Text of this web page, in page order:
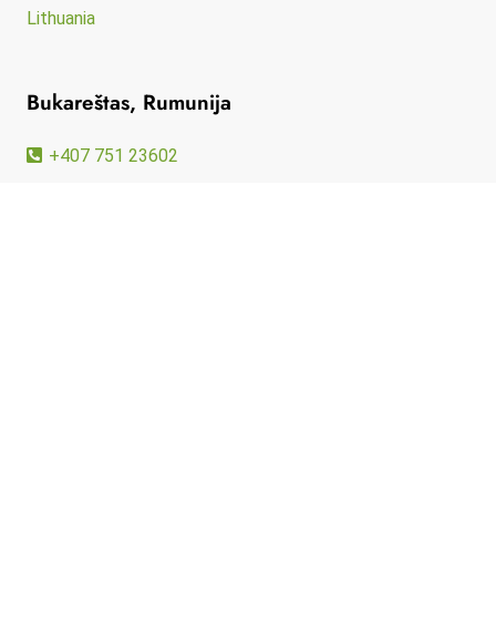
Lithuania
Bukareštas, Rumunija
+407 751 23602